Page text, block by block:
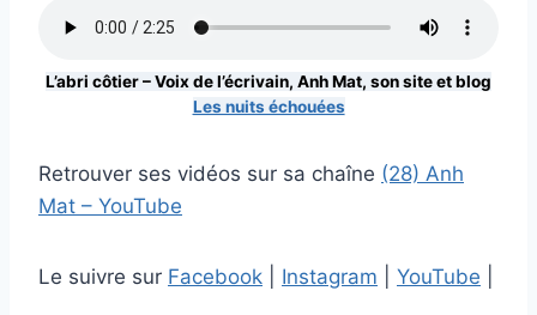
L’abri côtier – Voix de l’écrivain, Anh Mat, son site et blog
Les nuits échouées
Retrouver ses vidéos sur sa chaîne (28) Anh
Mat – YouTube
Le suivre sur Facebook Instagram YouTube